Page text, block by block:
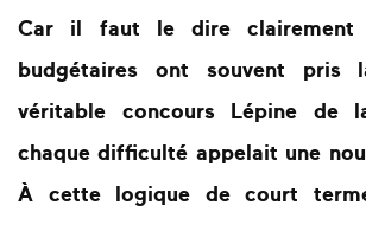
Car il faut le dire clairement
budgétaires ont souvent pris
véritable concours Lépine de
chaque difficulté appelait une
À cette logique de court